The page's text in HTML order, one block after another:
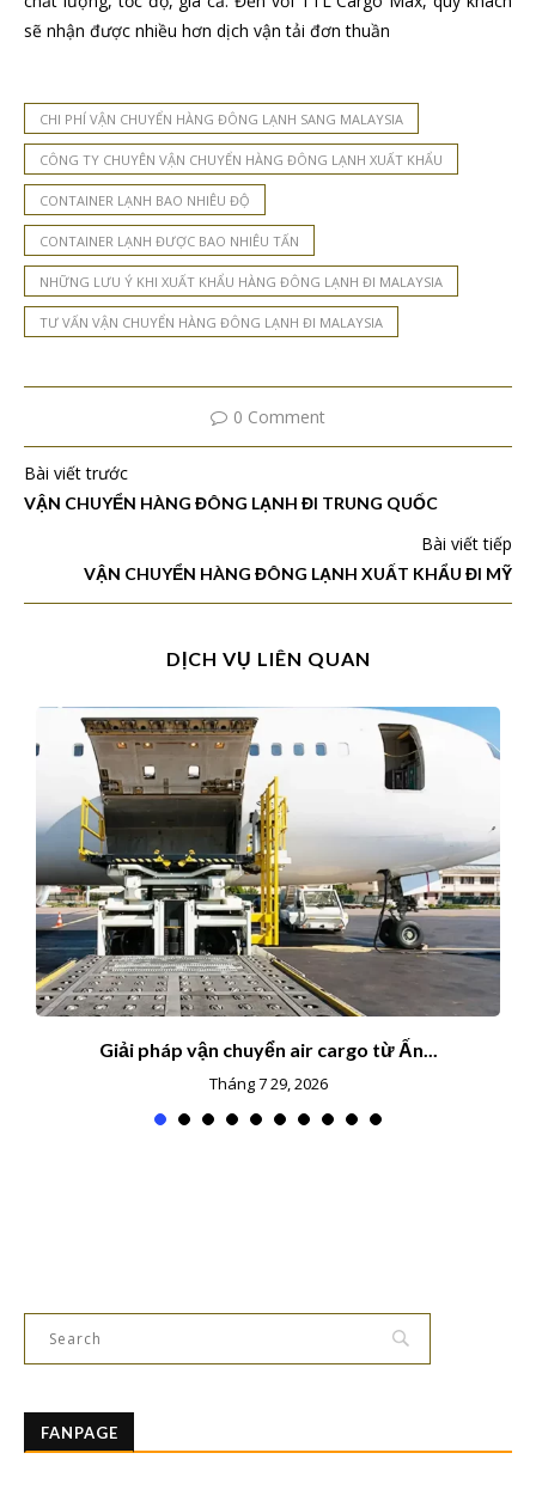
sẽ nhận được nhiều hơn dịch vận tải đơn thuần
CHI PHÍ VẬN CHUYỂN HÀNG ĐÔNG LẠNH SANG MALAYSIA
CÔNG TY CHUYÊN VẬN CHUYỂN HÀNG ĐÔNG LẠNH XUẤT KHẨU
CONTAINER LẠNH BAO NHIÊU ĐỘ
CONTAINER LẠNH ĐƯỢC BAO NHIÊU TẤN
NHỮNG LƯU Ý KHI XUẤT KHẨU HÀNG ĐÔNG LẠNH ĐI MALAYSIA
TƯ VẤN VẬN CHUYỂN HÀNG ĐÔNG LẠNH ĐI MALAYSIA
0 Comment
Bài viết trước
VẬN CHUYỂN HÀNG ĐÔNG LẠNH ĐI TRUNG QUỐC
Bài viết tiếp
VẬN CHUYỂN HÀNG ĐÔNG LẠNH XUẤT KHẨU ĐI MỸ
DỊCH VỤ LIÊN QUAN
Giải pháp vận chuyển air cargo từ Ấn...
Tháng 7 29, 2026
FANPAGE